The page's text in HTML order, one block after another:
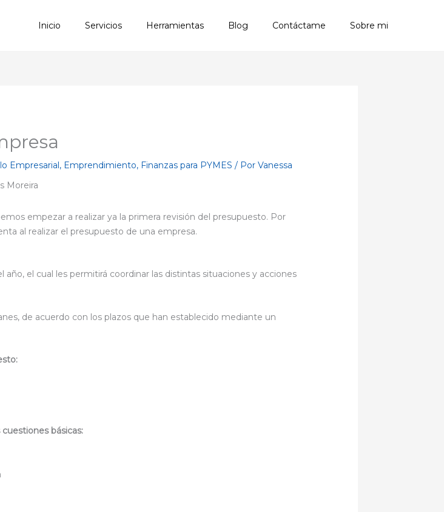
Inicio Servicios Herramientas Blog Contáctame Sobre mi
Empresarial, Emprendimiento, Finanzas para PYMES / PorVanessa
empezar a realizar ya la primera revisión del presupuesto. Por
al realizar el presupuesto de una empresa.
el cual les permitirá coordinar las distintas situaciones y acciones
de acuerdo con los plazos que han establecido mediante un
básicas: